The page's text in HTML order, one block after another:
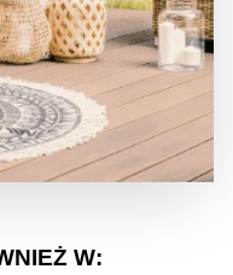
W: